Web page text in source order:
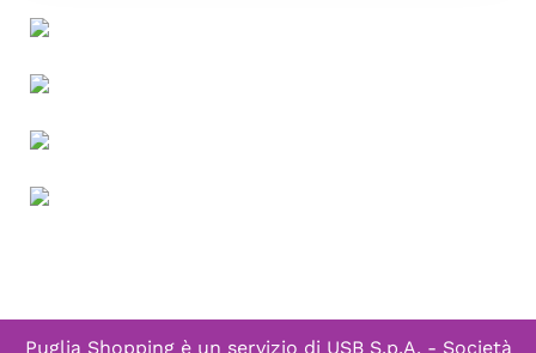
Puglia Shopping è un servizio di USB S.p.A. - Società